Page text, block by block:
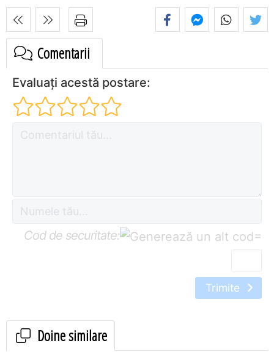
Comentarii
Evaluați acestă postare:
Cod de securitate: =
Trimite
Doine similare